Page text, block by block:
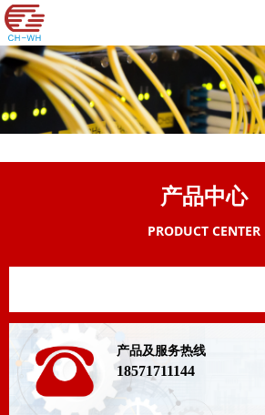
产品中心
PRODUCT CENTER
产品及服务热线
18571711144